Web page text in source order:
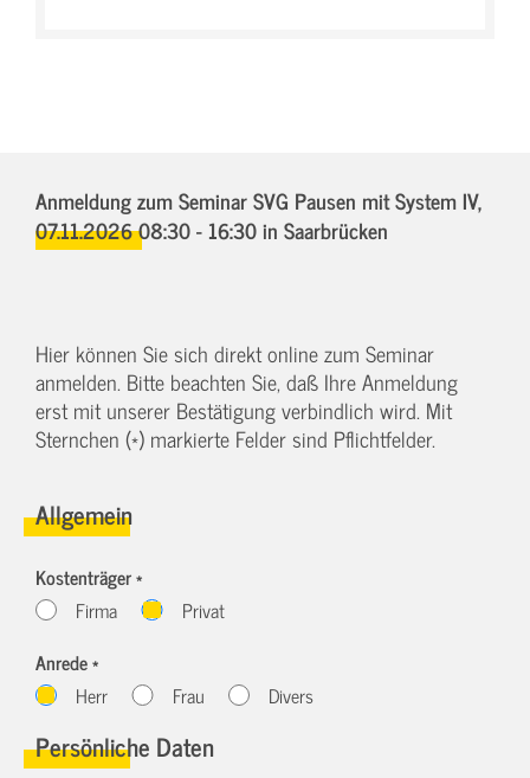
Anmeldung zum Seminar SVG Pausen mit System IV,
07.11.2026 08:30 - 16:30in Saarbrücken
Hier können Sie sich direkt online zum Seminar
anmelden. Bitte beachten Sie, daß Ihre Anmeldung
erst mit unserer Bestätigung verbindlich wird. Mit
Sternchen (*) markierte Felder sind Pflichtfelder.
Allgemein
Kostenträger *
Firma
Privat
Anrede *
Herr
Frau Divers
Persönliche Daten